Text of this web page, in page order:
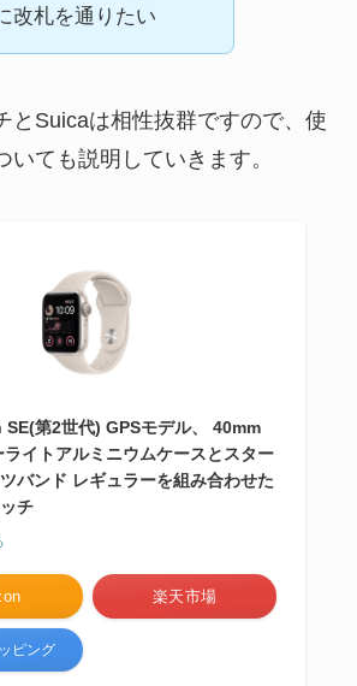
改札を通りたい
とSuicaは相性抜群ですので、使
いても説明していきます。
第2世代) GPSモデル、 40mm
イトアルミニウムケースとスター
バンド レギュラーを組み合わせた
チ
楽天市場
ピング